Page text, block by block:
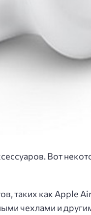
Вот
таких как Apple
чехлами и